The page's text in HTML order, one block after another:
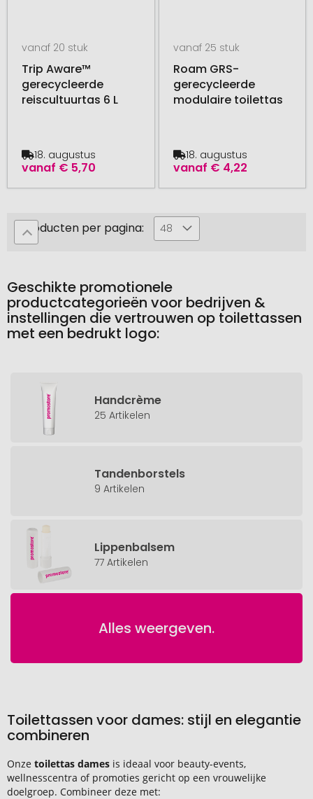
vanaf 20 stuk
Trip Aware™
gerecycleerde
reiscultuurtas 6 L
vanaf € 5,70
18. augustus
vanaf 25 stuk
Roam GRS-
gerecycleerde
modulaire toilettas
vanaf € 4,22
18. augustus
Producten per pagina: 48
Geschikte promotionele
productcategorieën voor bedrijven &
instellingen die vertrouwen op toilettassen
met een bedrukt logo:
Handcrème
25 Artikelen
Tandenborstels
9 Artikelen
Lippenbalsem
77 Artikelen
Alles weergeven.
Toilettassen voor dames: stijl en elegantie
combineren
Onze toilettas dames is ideaal voor beauty-events,
wellnesscentra of promoties gericht op een vrouwelijke
doelgroep. Combineer deze met: